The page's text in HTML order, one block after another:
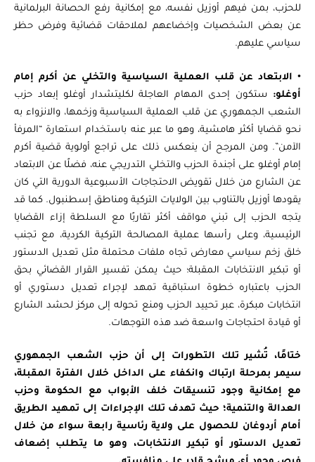
للحزب، بمن فيهم أوزيل نفسه، مع إمكانية رفع الحصانة البرلمانية
عن بعض الشخصيات وإخضاعهم لملاحقات قضائية وفرض حظر
سياسي عليهم.
الابتعاد عن قلب العملية السياسية والتخلي عن أكرم إمام
أوغلو:ستكون إحدى المهام العاجلة لكليتشدار أوغلو إبعاد حزب
الشعب الجمهوري عن قلب العملية السياسية وزخمها، والانزواء به
نحو قضايا أكثر هامشية، وهو ما عبر عنه باستخدام استعارة “المرفأ
الآمن”. ومن المرجح أن ينعكس ذلك على تراجع أولوية قضية أكرم
إمام أوغلو على أجندة الحزب والتخلي التدريجي عنه، فضلًا عن الابتعاد
عن الشارع من خلال تقويض الاحتجاجات الأسبوعية الدورية التي كان
يقودها أوزيل بالتناوب بين الولايات التركية ومناطق إسطنبول. كما قد
يتجه الحزب إلى تبني مواقف أكثر تقاربًا مع السلطة إزاء القضايا
الرئيسية، وعلى رأسها عملية المصالحة التركية الكردية، مع تجنب
خلق زخم سياسي معارض تجاه ملفات محتملة مثل تعديل الدستور
أو تبكير الانتخابات المقبلة؛ حيث يمكن تفسير القرار القضائي بحق
الحزب باعتباره خطوة استباقية تمهد لإجراء تعديل دستوري أو
انتخابات مبكرة، عبر تحييد الحزب ومنع تحوله إلى مركز لحشد الشارع
أو قيادة احتجاجات واسعة ضد هذه التوجهات.
ختامًا،تُشير تلك التطورات إلى أن حزب الشعب الجمهوري
سيمر بمرحلة ارتباك وانكفاء على الداخل خلال الفترة المقبلة،
مع إمكانية وجود تنسيقات خلف الأبواب مع الحكومة وحزب
العدالة والتنمية؛ حيث تهدف تلك الإجراءات إلى تمهيد الطريق
أمام أردوغان للحصول على ولاية رئاسية رابعة سواء من خلال
تعديل الدستور أو تبكير الانتخابات، وهو ما يتطلب إضعاف